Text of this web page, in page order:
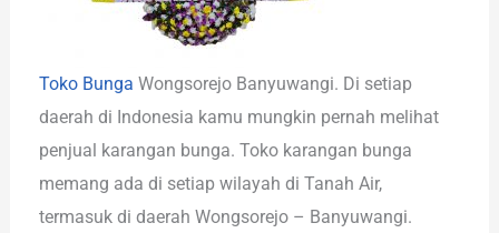
Toko Bunga Wongsorejo Banyuwangi. Di setiap
daerah di Indonesia kamu mungkin pernah melihat
penjual karangan bunga. Toko karangan bunga
memang ada di setiap wilayah di Tanah Air,
termasuk di daerah Wongsorejo – Banyuwangi.